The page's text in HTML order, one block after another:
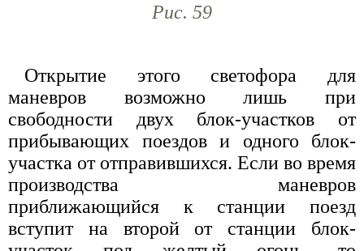
Рис. 59
Открытие этого светофора для
маневров возможно лишь при
свободности двух блок-участков от
прибывающих поездов и одного блок-
участка от отправившихся. Если во время
производства маневров
приближающийся к станции поезд
вступит на второй от станции блок-